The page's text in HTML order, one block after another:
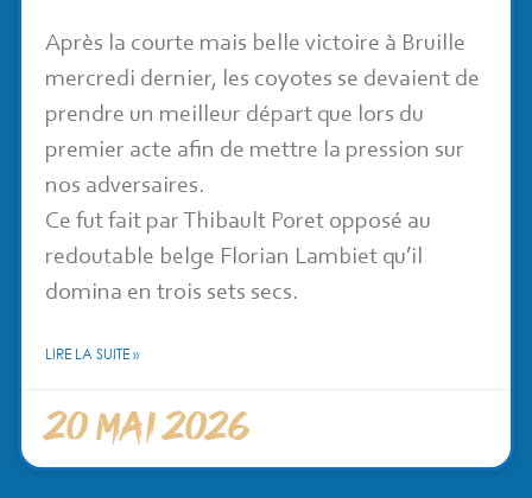
Après la courte mais belle victoire à Bruille
mercredi dernier, les coyotes se devaient de
prendre un meilleur départ que lors du
premier acte afin de mettre la pression sur
nos adversaires.
Ce fut fait par Thibault Poret opposé au
redoutable belge Florian Lambiet qu’il
domina en trois sets secs.
LIRE LA SUITE »
20 mai 2026